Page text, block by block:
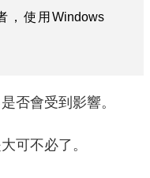
，使用Windows
否會受到影響。
可不必了。